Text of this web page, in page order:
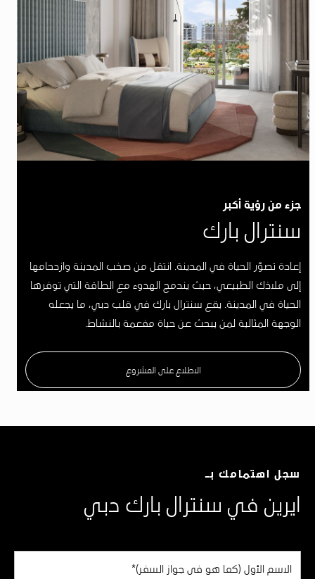
جزء من رؤية أكبر
سنترال بارك
إعادة تصوّر الحياة في المدينة. انتقل من صخب المدينة وازدحامها
إلى ملاذك الطبيعي، حيث يندمج الهدوء مع الطاقة التي توفرها
الحياة في المدينة. يقع سنترال بارك في قلب دبي، ما يجعله
الوجهة المثالية لمن يبحث عن حياة مفعمة بالنشاط.
الاطلاع على المشروع
سجل اهتمامك بـ
ايرين في سنترال بارك دبي